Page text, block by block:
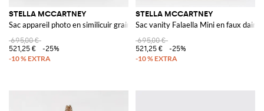
STELLA MCCARTNEY
Sac appareil photo en similicuir grainé
695,00 €
521,25 €
-25%
STELLA MCCARTNEY
Sac vanity Falaella Mini en faux daim
695,00 €
521,25 €
-25%